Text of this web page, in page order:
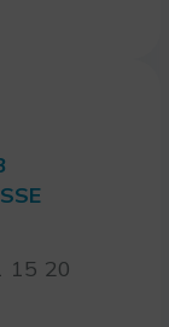
15 20